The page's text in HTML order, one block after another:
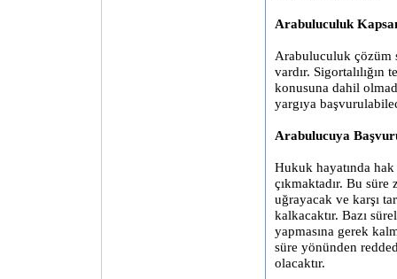
Arabuluculuk
Arabuluculuk çözüm
vardır. Sigortalılığın
konusuna dahil
yargıya
Arabulucuya
Hukuk hayatında
çıkmaktadır. Bu süre
uğrayacak ve karşı
kalkacaktır. Bazı
yapmasına gerek
süre yönünden
olacaktır.